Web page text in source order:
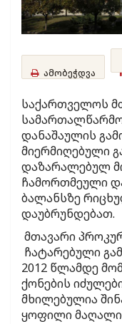
ამობეჭდვა
საქართველოს
დანაშაულის
მიერმიღებული
დაზარალებულ
ჩამორთმეული
ბალანსზე
დაუბრუნდებათ.
მთავარი
ჩატარებული
2012 წლამდე
ქონების
მხილებულია
ყოფილი მაღალი